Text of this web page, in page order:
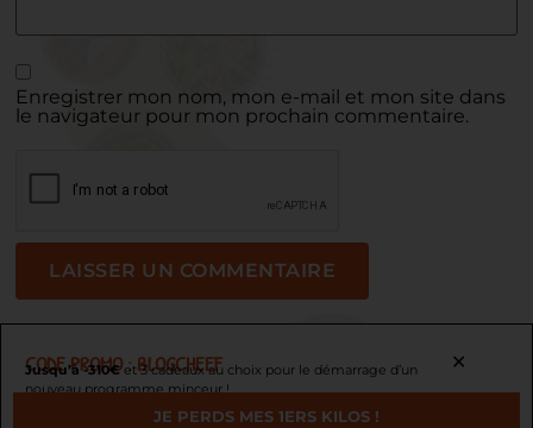
Enregistrer mon nom, mon e-mail et mon site dans
le navigateur pour mon prochain commentaire.
CODE PROMO : BLOGCHEEF
Jusqu’à -310€et 3 cadeaux au choix pour le démarrage d’un
nouveau programme minceur !
✕
JE PERDS MES 1ERS KILOS !